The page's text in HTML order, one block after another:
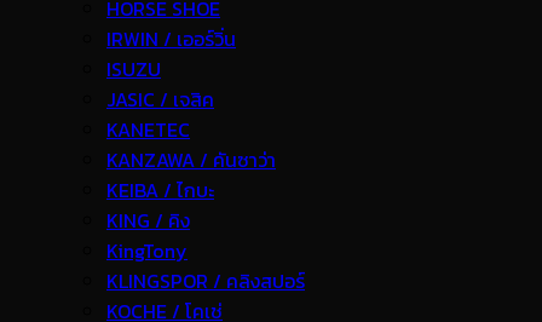
HORSE SHOE
IRWIN / เออร์วิ่น
ISUZU
JASIC / เจสิค
KANETEC
KANZAWA / คันซาว่า
KEIBA / ไกบะ
KING / คิง
KingTony
KLINGSPOR / คลิงสปอร์
KOCHE / โคเช่